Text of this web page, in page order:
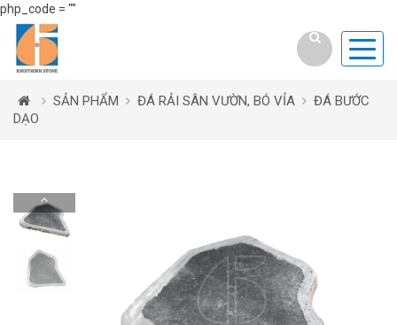
php_code = ""
SẢN PHẨM ĐÁ RẢI SÂN VƯỜN, BÓ VỈA
ĐÁ BƯỚC
DẠO